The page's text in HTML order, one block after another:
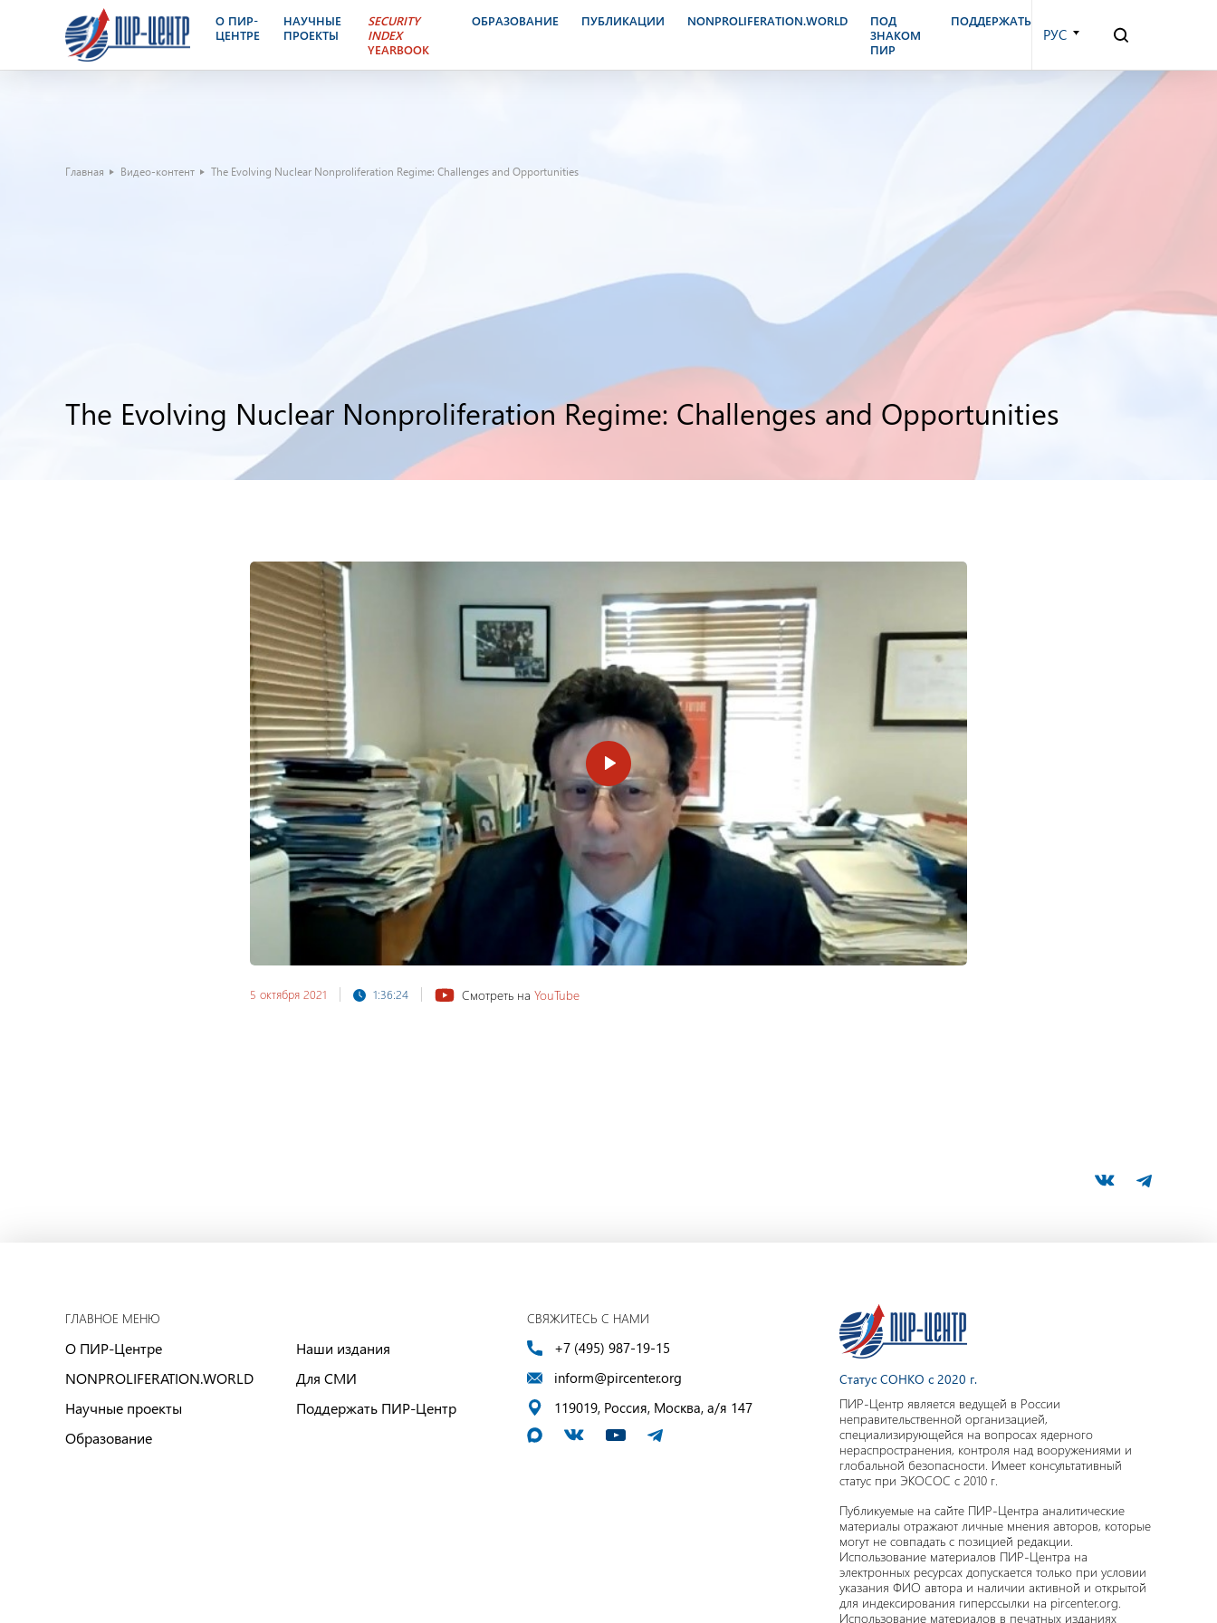
О ПИР-
ЦЕНТРЕ
НАУЧНЫЕ
ПРОЕКТЫ
SECURITY
INDEX
YEARBOOK
ОБРАЗОВАНИЕ ПУБЛИКАЦИИ NONPROLIFERATION.WORLD
ПОД
ЗНАКОМ
ПИР
ПОДДЕРЖАТЬ
РУС
Главная Видео-контент The Evolving Nuclear Nonproliferation Regime: Challenges and Opportunities
The Evolving Nuclear Nonproliferation Regime: Challenges and Opportunities
5 октября 2021 1:36:24 Смотреть на YouTube
ГЛАВНОЕ МЕНЮ
О ПИР-Центре
NONPROLIFERATION.WORLD
Научные проекты
Образование
Наши издания
Для СМИ
Поддержать ПИР-Центр
СВЯЖИТЕСЬ С НАМИ
+7 (495) 987-19-15
inform@pircenter.org
119019, Россия, Москва, а/я 147
Статус СОНКО с 2020 г.
ПИР-Центр является ведущей в России
неправительственной организацией,
специализирующейся на вопросах ядерного
нераспространения, контроля над вооружениями и
глобальной безопасности. Имеет консультативный
статус при ЭКОСОС с 2010 г.
Публикуемые на сайте ПИР-Центра аналитические
материалы отражают личные мнения авторов, которые
могут не совпадать с позицией редакции.
Использование материалов ПИР-Центра на
электронных ресурсах допускается только при условии
указания ФИО автора и наличии активной и открытой
для индексирования гиперссылки на pircenter.org.
Использование материалов в печатных изданиях